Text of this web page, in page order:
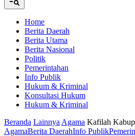
Home
Berita Daerah
Berita Utama
Berita Nasional
Politik
Pemerintahan
Info Publik
Hukum & Kriminal
Konsultasi Hukum
Hukum & Kriminal
Beranda Lainnya Agama Kafilah
AgamaBerita DaerahInfo Publik